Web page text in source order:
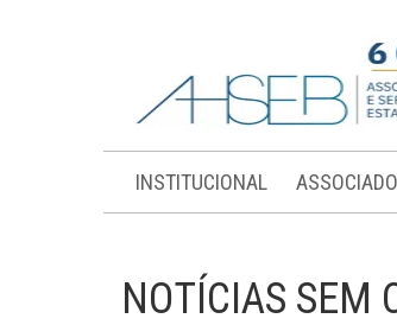
INSTITUCIONAL
NOTÍCIAS SEM